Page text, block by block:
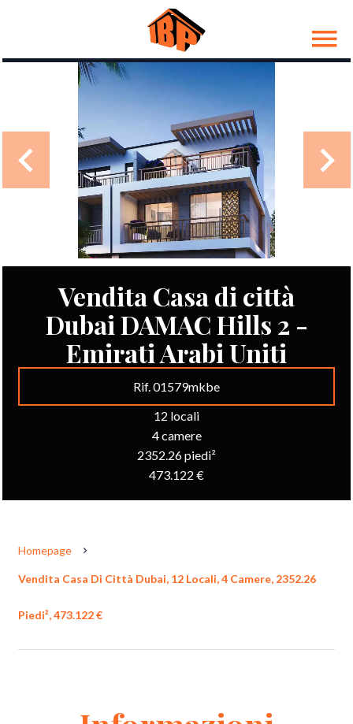
Vendita Casa di città
Dubai DAMAC Hills 2 -
Emirati Arabi Uniti
Rif. 01579mkbe
12 locali
4 camere
2352.26 piedi²
473.122 €
Homepage
Vendita Casa Di Città Dubai, 12 Locali, 4 Camere, 2352.26
Piedi², 473.122 €